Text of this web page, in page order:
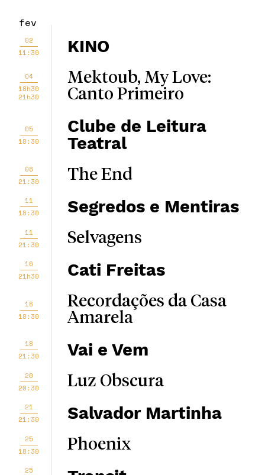
fev
02
11:30
KINO
04
18h30
21h30
Mektoub, My Love:
Canto Primeiro
05
18:30
Clube de Leitura
Teatral
08
21:30
The End
11
18:30
Segredos e Mentiras
11
21:30
Selvagens
16
21h30
Cati Freitas
18
18:30
Recordações da Casa
Amarela
18
21:30
Vai e Vem
20
20:30
Luz Obscura
21
21:30
Salvador Martinha
25
18:30
Phoenix
25